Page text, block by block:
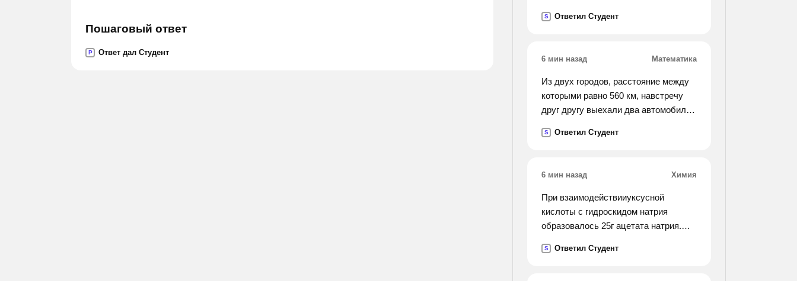
Пошаговый ответ
P Ответ дал Студент
S Ответил Студент
6 мин назад Математика
Из двух городов, расстояние между
которыми равно 560 км, навстречу
друг другу выехали два автомобиля.
встретятся, если их скорости равны
S Ответил Студент
6 мин назад Химия
При взаимодействииуксусной
кислоты с гидроскидом натрия
образовалось 25г ацетата натрия.
в реакцию?
S Ответил Студент